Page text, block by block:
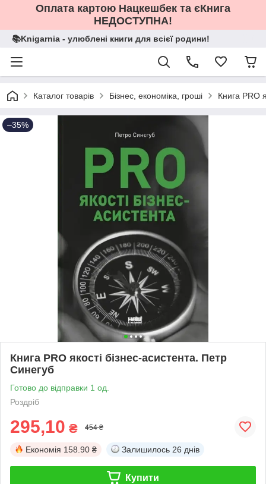
Оплата картою Нацкешбек та єКнига
НЕДОСТУПНА!
📚Knigarnia - улюблені книги для всієї родини!
Каталог товарів Бізнес, економіка, гроші Книга PRO
–35%
Книга PRO якості бізнес-асистента. Петр
Синегуб
Готово до відправки 1 од.
Роздріб
295,10 ₴ 454 ₴
Економія 158.90 ₴ Залишилось 26 днів
Купити